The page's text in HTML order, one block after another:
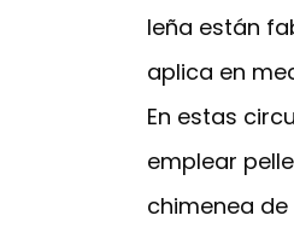
leña están
aplica en
En estas
emplear
chimenea